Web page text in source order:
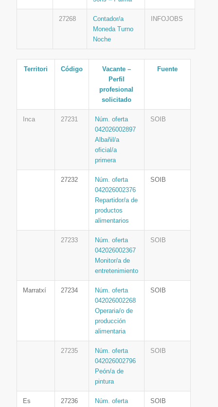
27268
Contador/a
Moneda Turno
Noche
INFOJOBS
Territori Código
Vacante –
Perfil
profesional
solicitado
Fuente
Inca 27231
Núm. oferta
042026002897
Albañil/a
oficial/a
primera
SOIB
27232
Núm. oferta
042026002376
Repartidor/a de
productos
alimentarios
SOIB
27233
Núm. oferta
042026002367
Monitor/a de
entretenimiento
SOIB
Marratxí 27234
Núm. oferta
042026002268
Operaria/o de
producción
alimentaria
SOIB
27235
Núm. oferta
042026002796
Peón/a de
pintura
SOIB
Es 27236 Núm. oferta SOIB